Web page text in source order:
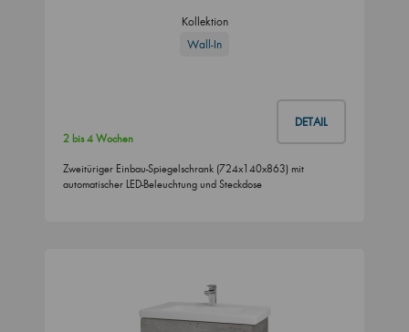
Kollektion
Wall-In
DETAIL
2 bis 4 Wochen
Zweitüriger Einbau-Spiegelschrank (724x140x863) mit
automatischer LED-Beleuchtung und Steckdose